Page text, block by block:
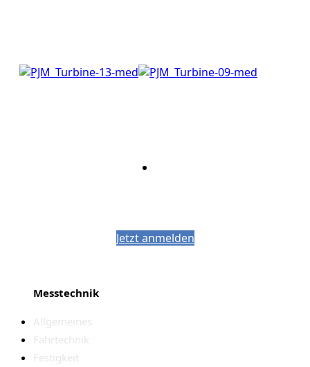
Jetzt anmelden
Messtechnik
Allgemeines
Fahrtechnik
Festigkeit